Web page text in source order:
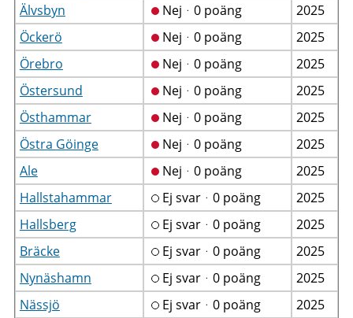
Älvsbyn
Nejᆞ0 poäng
2025
Öckerö
Nejᆞ0 poäng
2025
Örebro
Nejᆞ0 poäng
2025
Östersund
Nejᆞ0 poäng
2025
Östhammar
Nejᆞ0 poäng
2025
Östra Göinge
Nejᆞ0 poäng
2025
Ale
Nejᆞ0 poäng
2025
Hallstahammar
Ej svarᆞ0 poäng
2025
Hallsberg
Ej svarᆞ0 poäng
2025
Bräcke
Ej svarᆞ0 poäng
2025
Nynäshamn
Ej svarᆞ0 poäng
2025
Nässjö
Ej svarᆞ0 poäng
2025